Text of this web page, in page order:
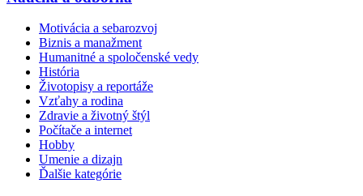
Motivácia a sebarozvoj
Biznis a manažment
Humanitné a spoločenské vedy
História
Životopisy a reportáže
Vzťahy a rodina
Zdravie a životný štýl
Počítače a internet
Hobby
Umenie a dizajn
Ďalšie kategórie